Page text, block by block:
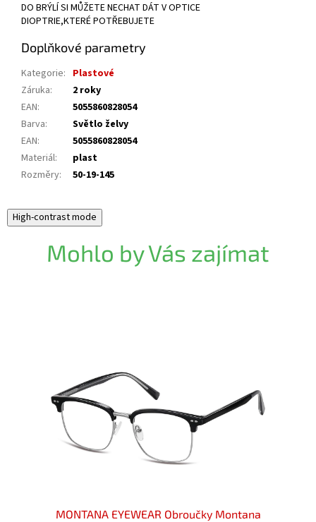
DO BRÝLÍ SI MŮŽETE NECHAT DÁT V OPTICE
DIOPTRIE,KTERÉ POTŘEBUJETE
Doplňkové parametry
Kategorie: Plastové
Záruka:
2 roky
EAN:
5055860828054
Barva:
Světlo želvy
EAN:
5055860828054
Materiál:
plast
Rozměry: 50-19-145
High-contrast mode
Mohlo by Vás zajímat
MONTANA EYEWEAR Obroučky Montana